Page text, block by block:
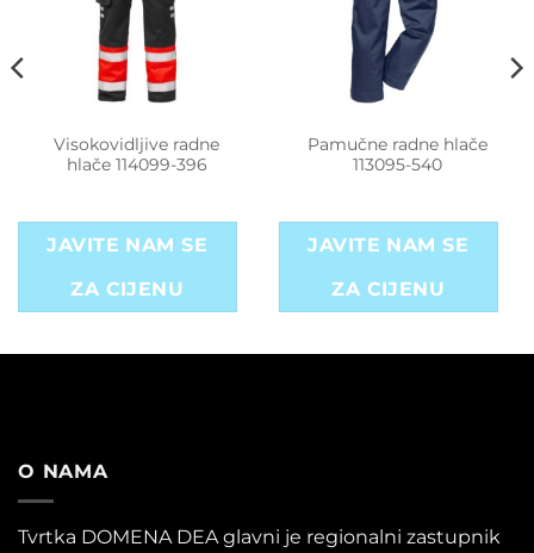
Visokovidljive radne
hlače 114099-396
JAVITE NAM SE
ZA CIJENU
Pamučne radne hlače
113095-540
JAVITE NAM SE
ZA CIJENU
O NAMA
Tvrtka DOMENA DEA glavni je regionalni zastupnik